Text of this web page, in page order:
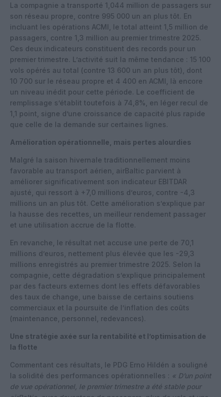
La compagnie a transporté 1,044 million de passagers sur
son réseau propre, contre 995 000 un an plus tôt. En
incluant les opérations ACMI, le total atteint 1,5 million de
passagers, contre 1,3 million au premier trimestre 2025.
Ces deux indicateurs constituent des records pour un
premier trimestre. L’activité suit la même tendance : 15 100
vols opérés au total (contre 13 600 un an plus tôt), dont
10 700 sur le réseau propre et 4 400 en ACMI, là encore
un niveau inédit pour cette période. Le coefficient de
remplissage s’établit toutefois à 74,8%, en léger recul de
1,1 point, signe d’une croissance de capacité plus rapide
que celle de la demande sur certaines lignes.
Amélioration opérationnelle, mais pertes alourdies
Malgré la saison hivernale traditionnellement moins
favorable au transport aérien, airBaltic parvient à
améliorer significativement son indicateur EBITDAR
ajusté, qui ressort à +7,0 millions d’euros, contre -4,3
millions un an plus tôt. Cette amélioration s’explique par
la hausse des recettes, un meilleur rendement passager
et une utilisation accrue de la flotte.
En revanche, le résultat net accuse une perte de 70,1
millions d’euros, nettement plus élevée que les -29,3
millions enregistrés au premier trimestre 2025. Selon la
compagnie, cette dégradation s’explique principalement
par des facteurs externes dont les effets défavorables
des taux de change, une baisse de certains soutiens
commerciaux et la poursuite de l’inflation des coûts
(maintenance, personnel, redevances).
Une stratégie axée sur la rentabilité et l’optimisation de
la flotte
Commentant ces résultats, le PDG Erno Hildén a souligné
la solidité des performances opérationnelles : « D’un point
de vue opérationnel, le premier trimestre a été stable pour